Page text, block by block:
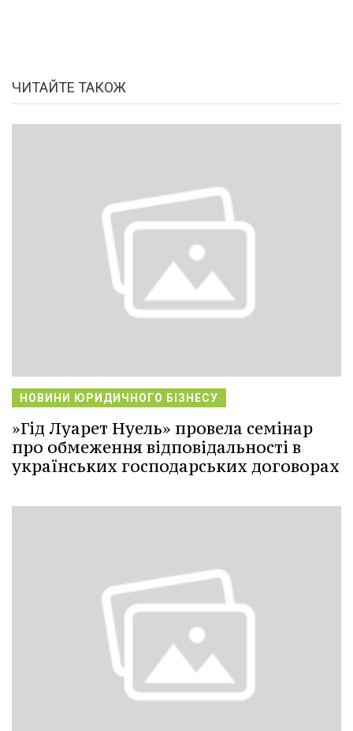
ЧИТАЙТЕ ТАКОЖ
НОВИНИ ЮРИДИЧНОГО БІЗНЕСУ
»Гід Луарет Нуель» провела семінар
про обмеження відповідальності в
українських господарських договорах